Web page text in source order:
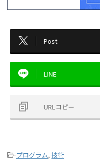
Post
LINE
URLコピー
-プログラム, 技術